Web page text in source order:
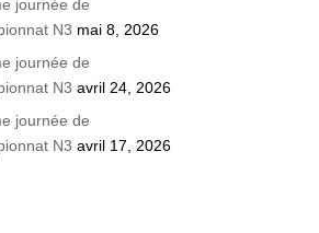
journée de
N3 mai 8, 2026
journée de
N3 avril 24, 2026
journée de
N3 avril 17, 2026